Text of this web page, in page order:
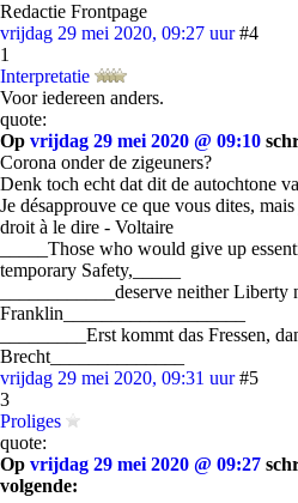
Redactie Frontpage
vrijdag 29 mei 2020, 09:27 uur #4
1
Interpretatie
Voor iedereen anders.
quote:
Op vrijdag 29 mei 2020 @ 09:10
Corona onder de zigeuners?
Denk toch echt dat dit de autochtone
Je désapprouve ce que vous dites,
droit à le dire - Voltaire
_____Those who would give up
temporary Safety,_____
____________deserve neither
Franklin___________________
_________Erst kommt das Fressen,
Brecht______________
vrijdag 29 mei 2020, 09:31 uur #5
3
Proliges
quote:
Op vrijdag 29 mei 2020 @ 09:27
volgende: